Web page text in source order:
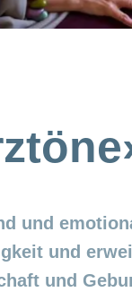
und
und
und